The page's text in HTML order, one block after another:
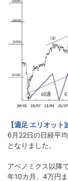
【週足 エリオット
6月22日の日経平
となりました。
アベノミクス以降
年10カ月、4万円